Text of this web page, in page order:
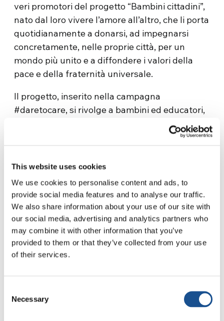
This website uses cookies
We use cookies to personalise content and ads, to
provide social media features and to analyse our traffic.
We also share information about your use of our site with
our social media, advertising and analytics partners who
may combine it with other information that you’ve
provided to them or that they’ve collected from your use
of their services.
Selection
Necessary
veri promotori del progetto “Bambini cittadini”,
nato dal loro vivere l’amore all’altro, che li porta
quotidianamente a donarsi, ad impegnarsi
concretamente, nelle proprie città, per un
mondo più unito e a diffondere i valori della
pace e della fraternità universale.
Il progetto, inserito nella campagna
#daretocare, si rivolge a bambini ed educatori,
e vuole coinvolgere bimbi dai 4 ai 9 anni nella
realizzazione di iniziative per la pro socialità, la
della natura. Per saperne di più, guarda il video
che segue!
Per visualizzare questo video è necessario
abilitare tutti i Cookie
Imagen de Michal Jarmoluk enPixabay
Related News